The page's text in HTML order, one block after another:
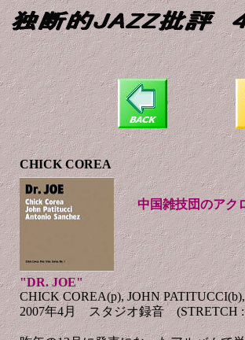
CHICK COREA
中国雑技団のアク
"DR. JOE"
CHICK COREA(p), JOHN
2007年4月 スタジオ録音 (STRETCH :